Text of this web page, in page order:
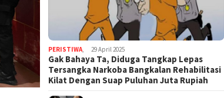
PERISTIWA, 29 April 2025
Gak Bahaya Ta, Diduga Tangkap Lepas
Tersangka Narkoba Bangkalan Rehabilitasi
Kilat Dengan Suap Puluhan Juta Rupiah